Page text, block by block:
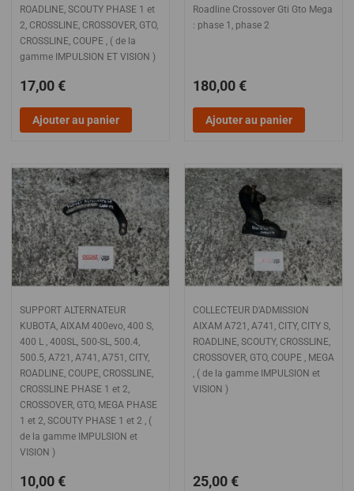
ROADLINE, SCOUTY PHASE 1 et
2, CROSSLINE, CROSSOVER, GTO,
CROSSLINE, COUPE , ( de la
gamme IMPULSION ET VISION )
17,00 €
Ajouter au panier
Roadline Crossover Gti Gto Mega
: phase 1, phase 2
180,00 €
Ajouter au panier
SUPPORT ALTERNATEUR
KUBOTA, AIXAM 400evo, 400 S,
400 L , 400SL, 500-SL, 500.4,
500.5, A721, A741, A751, CITY,
ROADLINE, COUPE, CROSSLINE,
CROSSLINE PHASE 1 et 2,
CROSSOVER, GTO, MEGA PHASE
1 et 2, SCOUTY PHASE 1 et 2 , (
de la gamme IMPULSION et
VISION )
10,00 €
COLLECTEUR D'ADMISSION
AIXAM A721, A741, CITY, CITY S,
ROADLINE, SCOUTY, CROSSLINE,
CROSSOVER, GTO, COUPE , MEGA
, ( de la gamme IMPULSION et
VISION )
25,00 €